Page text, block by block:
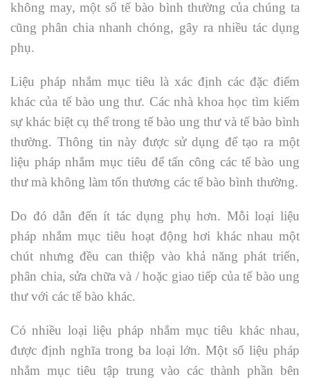
không may, một số tế bào bình thường của chúng ta
cũng phân chia nhanh chóng, gây ra nhiều tác dụng
phụ.
Liệu pháp nhắm mục tiêu là xác định các đặc điểm
khác của tế bào ung thư. Các nhà khoa học tìm kiếm
sự khác biệt cụ thể trong tế bào ung thư và tế bào bình
thường. Thông tin này được sử dụng để tạo ra một
liệu pháp nhắm mục tiêu để tấn công các tế bào ung
thư mà không làm tổn thương các tế bào bình thường.
Do đó dẫn đến ít tác dụng phụ hơn. Mỗi loại liệu
pháp nhắm mục tiêu hoạt động hơi khác nhau một
chút nhưng đều can thiệp vào khả năng phát triển,
phân chia, sửa chữa và / hoặc giao tiếp của tế bào ung
thư với các tế bào khác.
Có nhiều loại liệu pháp nhắm mục tiêu khác nhau,
được định nghĩa trong ba loại lớn. Một số liệu pháp
nhắm mục tiêu tập trung vào các thành phần bên